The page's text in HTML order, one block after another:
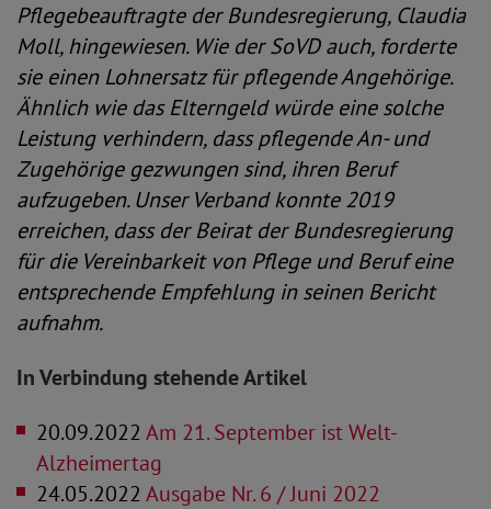
Pflegebeauftragte der Bundesregierung, Claudia
Moll, hingewiesen. Wie der SoVD auch, forderte
sie einen Lohnersatz für pflegende Angehörige.
Ähnlich wie das Elterngeld würde eine solche
Leistung verhindern, dass pflegende An- und
Zugehörige gezwungen sind, ihren Beruf
aufzugeben. Unser Verband konnte 2019
erreichen, dass der Beirat der Bundesregierung
für die Vereinbarkeit von Pflege und Beruf eine
entsprechende Empfehlung in seinen Bericht
aufnahm.
In Verbindung stehende Artikel
20.09.2022Am 21. September ist Welt-
Alzheimertag
24.05.2022Ausgabe Nr. 6 / Juni 2022